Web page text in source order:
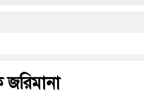
মন্দিরে কীর্তন ও আনন্দ মহোৎসব